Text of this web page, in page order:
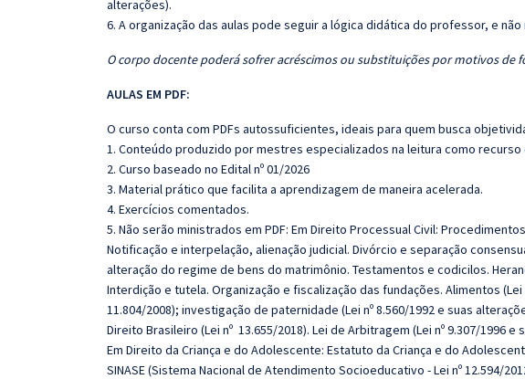
alterações).
6. A organização das aulas pode seguir a lógica didática do professor, e
O corpo docente poderá sofrer acréscimos ou substituições por motivos de
AULAS EM PDF:
O curso conta com PDFs autossuficientes, ideais para quem busca
1. Conteúdo produzido por mestres especializados na leitura como
2. Curso baseado no Edital nº 01/2026
3. Material prático que facilita a aprendizagem de maneira acelerada.
4. Exercícios comentados.
5. Não serão ministrados em PDF: Em Direito Processual Civil:
Notificação e interpelação, alienação judicial. Divórcio e separação
alteração do regime de bens do matrimônio. Testamentos e codicilos.
Interdição e tutela. Organização e fiscalização das fundações. Alimentos (Lei
11.804/2008); investigação de paternidade (Lei nº 8.560/1992 e suas
Direito Brasileiro (Lei nº 13.655/2018). Lei de Arbitragem (Lei nº 9.307/1996 e
Em Direito da Criança e do Adolescente: Estatuto da Criança e do
SINASE (Sistema Nacional de Atendimento Socioeducativo - Lei nº 12.594/